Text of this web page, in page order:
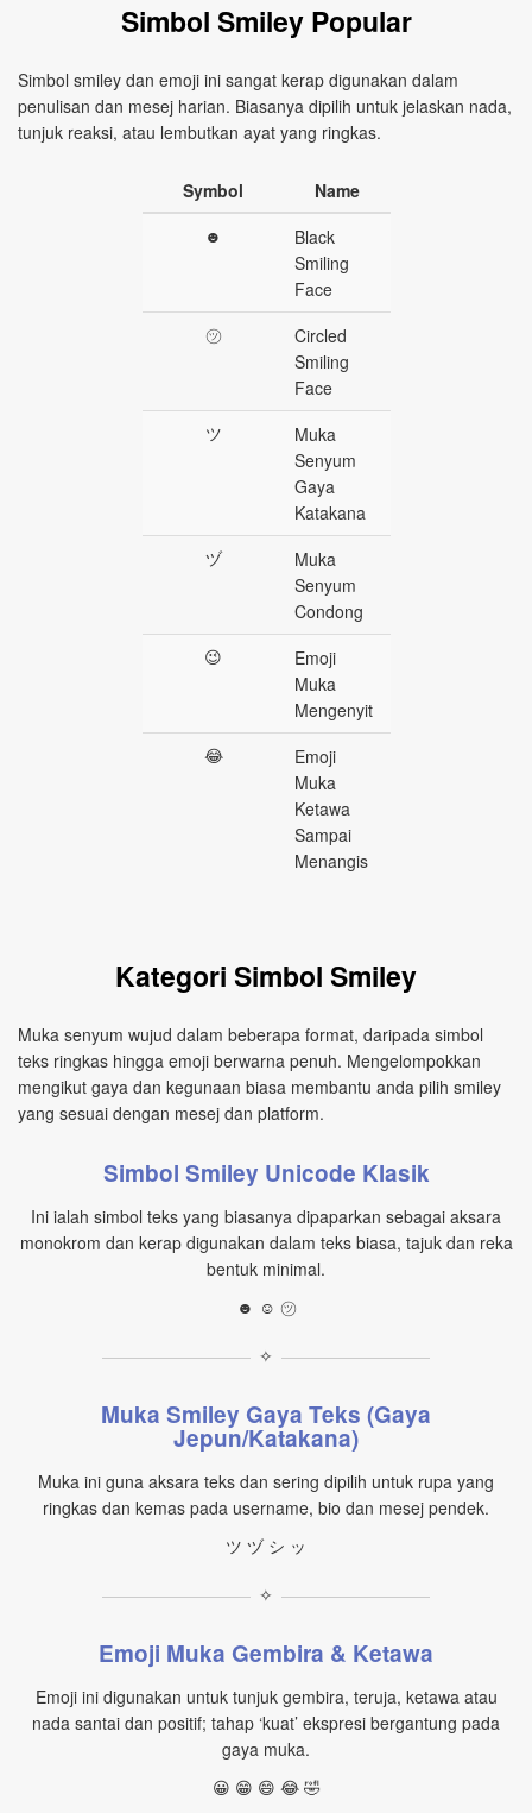
Simbol Smiley Popular
Simbol smiley dan emoji ini sangat kerap digunakan dalam
penulisan dan mesej harian. Biasanya dipilih untuk jelaskan nada,
tunjuk reaksi, atau lembutkan ayat yang ringkas.
Symbol
Name
☻
Black
Smiling
Face
㋡
Circled
Smiling
Face
ツ
Muka
Senyum
Gaya
Katakana
ヅ
Muka
Senyum
Condong
😉
Emoji
Muka
Mengenyit
😂
Emoji
Muka
Ketawa
Sampai
Menangis
Kategori Simbol Smiley
Muka senyum wujud dalam beberapa format, daripada simbol
teks ringkas hingga emoji berwarna penuh. Mengelompokkan
mengikut gaya dan kegunaan biasa membantu anda pilih smiley
yang sesuai dengan mesej dan platform.
Simbol Smiley Unicode Klasik
Ini ialah simbol teks yang biasanya dipaparkan sebagai aksara
monokrom dan kerap digunakan dalam teks biasa, tajuk dan reka
bentuk minimal.
☻ ☺ ㋡
✧
Muka Smiley Gaya Teks (Gaya
Jepun/Katakana)
Muka ini guna aksara teks dan sering dipilih untuk rupa yang
ringkas dan kemas pada username, bio dan mesej pendek.
ツ ヅ シ ッ
✧
Emoji Muka Gembira & Ketawa
Emoji ini digunakan untuk tunjuk gembira, teruja, ketawa atau
nada santai dan positif; tahap ‘kuat’ ekspresi bergantung pada
gaya muka.
😀 😁 😄 😂 🤣